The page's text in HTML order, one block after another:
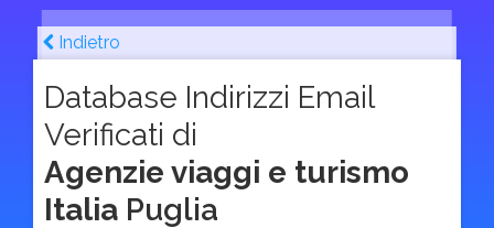
Indietro
Database Indirizzi Email
Verificati di
Agenzie viaggi e turismo
Italia Puglia